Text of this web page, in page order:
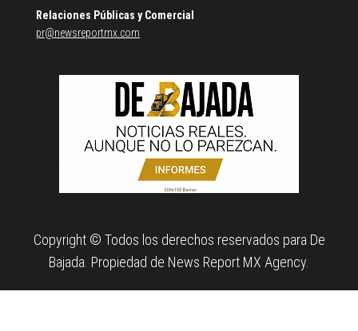
Relaciones Públicas y Comercial
pr@newsreportmx.com
Copyright © Todos los derechos reservados para De
Bajada. Propiedad de News Report MX Agency.